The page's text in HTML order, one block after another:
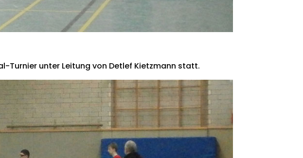
Turnier unter Leitung von Detlef Kietzmann statt.